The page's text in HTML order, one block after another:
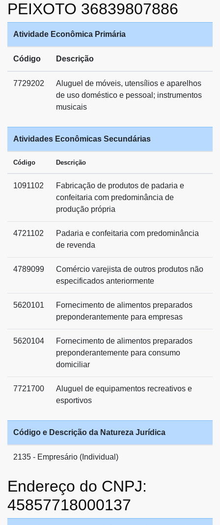
PEIXOTO 36839807886
Atividade Econômica Primária
Código Descrição
7729202
Aluguel de móveis, utensílios e aparelhos
de uso doméstico e pessoal; instrumentos
musicais
Atividades Econômicas Secundárias
Código Descrição
1091102
Fabricação de produtos de padaria e
confeitaria com predominância de
produção própria
4721102
Padaria e confeitaria com predominância
de revenda
4789099
Comércio varejista de outros produtos não
especificados anteriormente
5620101
Fornecimento de alimentos preparados
preponderantemente para empresas
5620104
Fornecimento de alimentos preparados
preponderantemente para consumo
domiciliar
7721700
Aluguel de equipamentos recreativos e
esportivos
Código e Descrição da Natureza Jurídica
2135 - Empresário (Individual)
Endereço do CNPJ:
45857718000137